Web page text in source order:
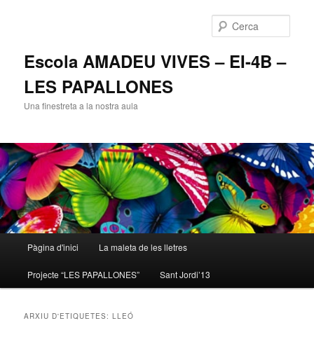
Escola AMADEU VIVES – EI-4B –
LES PAPALLONES
Una finestreta a la nostra aula
principal
Aneu
al
Aneu
al
Pàgina d'inici La maleta de les lletres
Projecte “LES PAPALLONES” Sant Jordi’13
ARXIU D'ETIQUETES:LLEÓ